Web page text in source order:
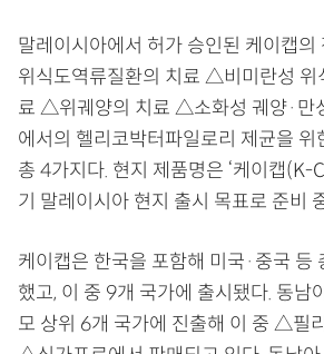
말레이시아에서 허가 승인된 케이캡
위식도역류질환의 치료 △비미란성 위
료 △위궤양의 치료 △소화성 궤양·만
에서의 헬리코박터파일로리 제균을 위
총 4가지다. 현지 제품명은 ‘케이캡(K-
기 말레이시아 현지 출시 목표로 준비
케이캡은 한국을 포함해 미국·중국 등
했고, 이 중 9개 국가에 출시됐다. 동남
모 상위 6개 국가에 진출해 이 중 △필